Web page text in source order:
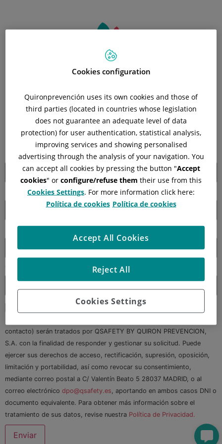
Déjanos tus datos y nos
pondremos en contacto
contigo
Nombre y Apellido*
Empresa*
He leído y acepto la Política de Privacidad
contacto) serán tratados por QSAFETY BY QUIRON PREVENCION,
S.A. con la finalidad de responder y gestionar su solicitud. Puede
ejercer sus derechos de acceso, rectificación, supresión, oposición,
limitación y portabilidad, así como revocar su consentimiento,
mediante correo postal a C/ Valentín Beato 5 28037 MADRID, o al
correo electrónico dpo@qsafety.es, aportando en ambos casos DNI o
documento equivalente. Para obtener más información sobre el
tratamiento de sus datos, revise nuestra Política de Privacidad.
Enviar
Cookies configuration
Quironprevención uses its own cookies and those of
third parties (located in countries whose legislation
does not guarantee an adequate level of data
protection) for user authentication, statistical analysis,
improving services and showing personalised
advertising through the analysis of your navigation. You
can accept all cookies by pressing the button "Accept
cookies" or configure/refuse them their use from this
Cookies Settings. For more information click here:
Política de cookies Política de cookies
Cookies Settings
Reject All
Accept All Cookies